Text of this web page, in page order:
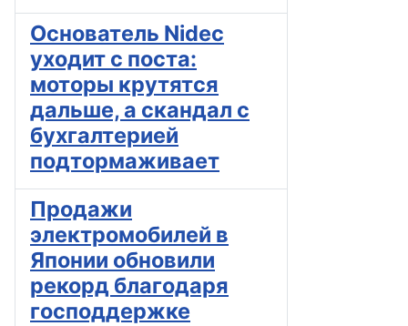
Основатель Nidec
уходит с поста:
моторы крутятся
дальше, а скандал с
бухгалтерией
подтормаживает
Продажи
электромобилей в
Японии обновили
рекорд благодаря
господдержке